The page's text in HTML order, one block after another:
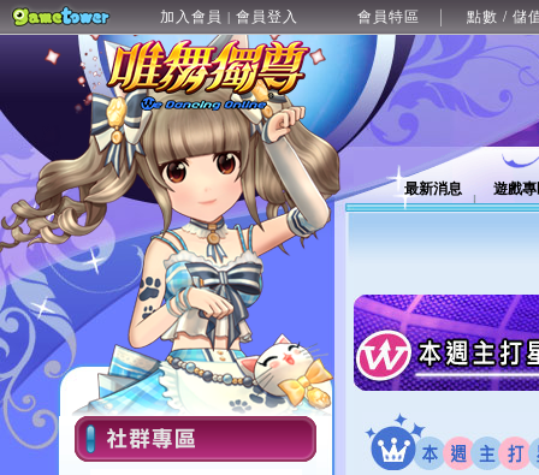
加入會員 | 會員登入 會員特區 點數 / 儲
最新消息 遊戲